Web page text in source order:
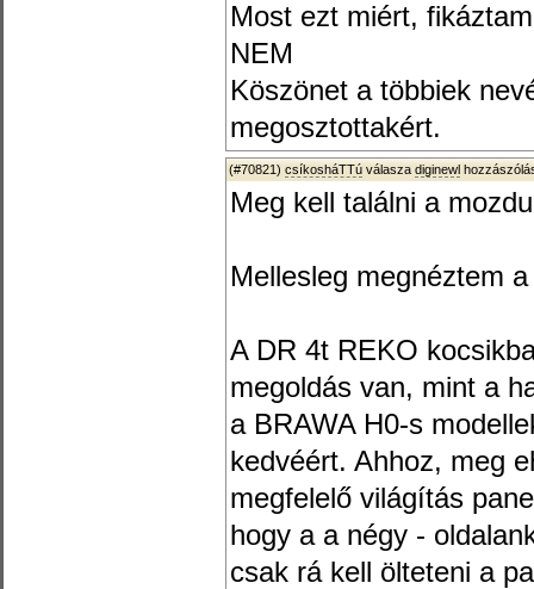
Most ezt miért,
NEM
Köszönet a többiek
megosztottakért.
(#70821) csíkosháTTú válasza diginewl
Meg kell találni a
Mellesleg megnéztem
A DR 4t REKO
megoldás van, mint a
a BRAWA H0-s
kedvéért. Ahhoz, meg
megfelelő világítás
hogy a a négy -
csak rá kell ölteteni a